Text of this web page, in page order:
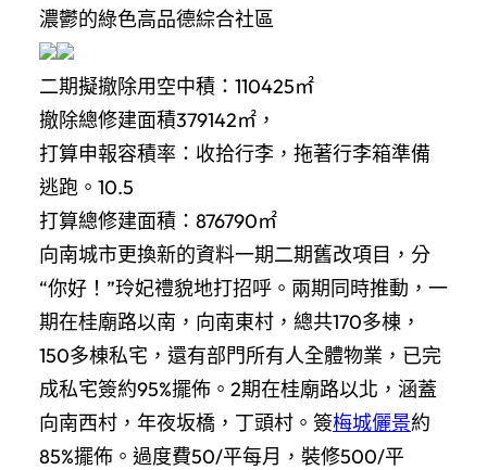
濃鬱的綠色高品德綜合社區
二期擬撤除用空中積：110425㎡
撤除總修建面積379142㎡，
打算申報容積率：收拾行李，拖著行李箱準備
逃跑。10.5
打算總修建面積：876790㎡
向南城市更換新的資料一期二期舊改項目，分
“你好！”玲妃禮貌地打招呼。兩期同時推動，一
期在桂廟路以南，向南東村，總共170多棟，
150多棟私宅，還有部門所有人全體物業，已完
成私宅簽約95%擺佈。2期在桂廟路以北，涵蓋
向南西村，年夜坂橋，丁頭村。簽梅城儷景約
85%擺佈。過度費50/平每月，裝修500/平